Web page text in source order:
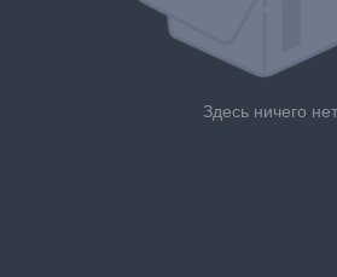
Здесь ничего нет